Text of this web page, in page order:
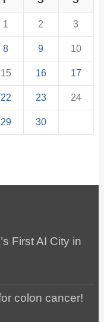
1 2 3
8 9 10
15 16 17
22 23 24
29 30
First AI City in
colon cancer!